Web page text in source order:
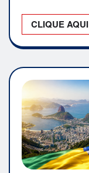
CLIQUE AQUI